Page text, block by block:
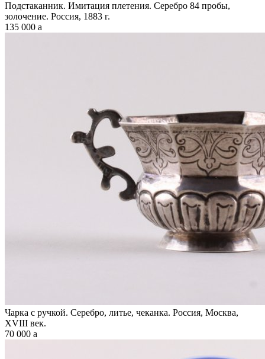
Подстаканник. Имитация плетения. Серебро 84 пробы,
золочение. Россия, 1883 г.
135 000 a
Чарка с ручкой. Серебро, литье, чеканка. Россия, Москва,
XVIII век.
70 000 a